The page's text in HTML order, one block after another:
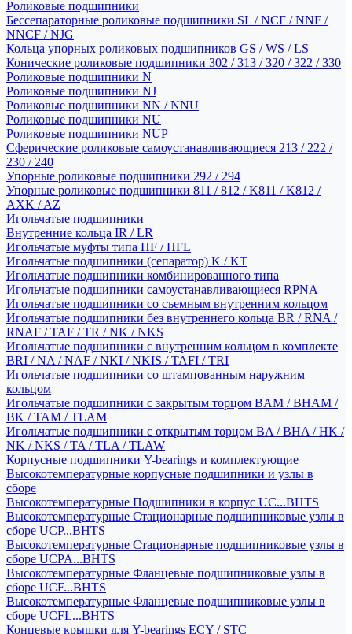
Роликовые подшипники
Бессепараторные роликовые подшипники SL / NCF / NNF /
NNCF / NJG
Кольца упорных роликовых подшипников GS / WS / LS
Конические роликовые подшипники 302 / 313 / 320 / 322 / 330
Роликовые подшипники N
Роликовые подшипники NJ
Роликовые подшипники NN / NNU
Роликовые подшипники NU
Роликовые подшипники NUP
Сферические роликовые самоустанавливающиеся 213 / 222 /
230 / 240
Упорные роликовые подшипники 292 / 294
Упорные роликовые подшипники 811 / 812 / K811 / K812 /
AXK / AZ
Игольчатые подшипники
Внутренние кольца IR / LR
Игольчатые муфты типа HF / HFL
Игольчатые подшипники (сепаратор) K / KT
Игольчатые подшипники комбинированного типа
Игольчатые подшипники самоустанавливающиеся RPNA
Игольчатые подшипники со съемным внутренним кольцом
Игольчатые подшипники без внутреннего кольца BR / RNA /
RNAF / TAF / TR / NK / NKS
Игольчатые подшипники с внутренним кольцом в комплекте
BRI / NA / NAF / NKI / NKIS / TAFI / TRI
Игольчатые подшипники со штампованным наружним
кольцом
Игольчатые подшипники с закрытым торцом BAM / BHAM /
BK / TAM / TLAM
Игольчатые подшипники с открытым торцом BA / BHA / HK /
NK / NKS / TA / TLA / TLAW
Корпусные подшипники Y-bearings и комплектующие
Высокотемпературные корпусные подшипники и узлы в
сборе
Высокотемпературные Подшипники в корпус UC...BHTS
Высокотемпературные Стационарные подшипниковые узлы в
сборе UCP...BHTS
Высокотемпературные Стационарные подшипниковые узлы в
сборе UCPA...BHTS
Высокотемпературные Фланцевые подшипниковые узлы в
сборе UCF...BHTS
Высокотемпературные Фланцевые подшипниковые узлы в
сборе UCFL...BHTS
Концевые крышки для Y-bearings ECY / STC